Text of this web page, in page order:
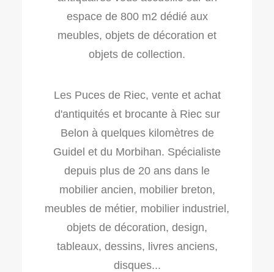
espace de 800 m2 dédié aux
meubles, objets de décoration et
objets de collection.
Les Puces de Riec, vente et achat
d'antiquités et brocante à Riec sur
Belon à quelques kilomètres de
Guidel et du Morbihan. Spécialiste
depuis plus de 20 ans dans le
mobilier ancien, mobilier breton,
meubles de métier, mobilier industriel,
objets de décoration, design,
tableaux, dessins, livres anciens,
disques...